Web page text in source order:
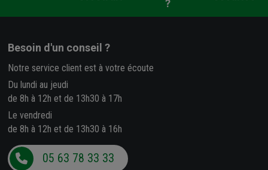
?
Besoin d'un conseil ?
Notre service client est à votre écoute
Du lundi au jeudi
de 8h à 12h et de 13h30 à 17h
Le vendredi
de 8h à 12h et de 13h30 à 16h
05 63 78 33 33